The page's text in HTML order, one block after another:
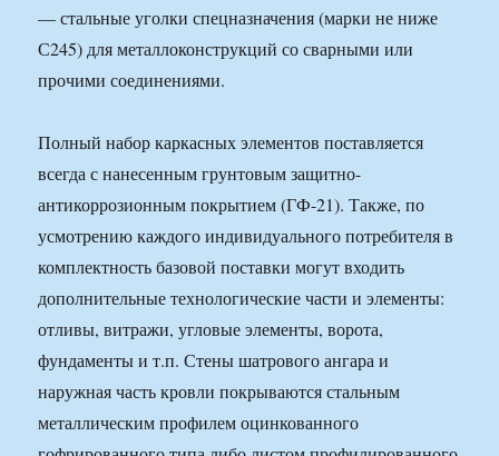
— стальные уголки спецназначения (марки не ниже
С245) для металлоконструкций со сварными или
прочими соединениями.
Полный набор каркасных элементов поставляется
всегда с нанесенным грунтовым защитно-
антикоррозионным покрытием (ГФ-21). Также, по
усмотрению каждого индивидуального потребителя в
комплектность базовой поставки могут входить
дополнительные технологические части и элементы:
отливы, витражи, угловые элементы, ворота,
фундаменты и т.п. Стены шатрового ангара и
наружная часть кровли покрываются стальным
металлическим профилем оцинкованного